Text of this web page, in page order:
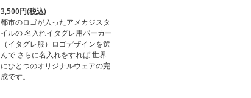
3,500円(税込)
都市のロゴが入ったアメカジスタ
イルの 名入れイタグレ用パーカー
（イタグレ服）ロゴデザインを選
んで さらに名入れをすれば 世界
にひとつのオリジナルウェアの完
成です。